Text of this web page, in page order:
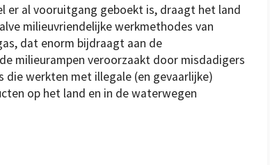
er al vooruitgang geboekt is, draagt het land
milieuvriendelijke werkmethodes van
dat enorm bijdraagt aan de
milieurampen veroorzaakt door misdadigers
die werkten met illegale (en gevaarlijke)
op het land en in de waterwegen